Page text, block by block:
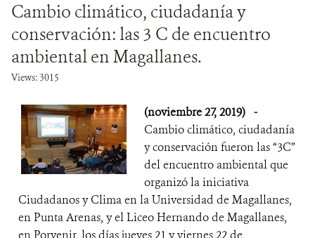
Cambio climático, ciudadanía y
conservación: las 3 C de encuentro
ambiental en Magallanes.
Views: 3015
(noviembre 27, 2019) -
Cambio climático, ciudadanía
y conservación fueron las “3C”
del encuentro ambiental que
organizó la iniciativa
Ciudadanos y Clima en la Universidad de Magallanes,
en Punta Arenas, y el Liceo Hernando de Magallanes,
en Porvenir, los días jueves 21 y viernes 22 de